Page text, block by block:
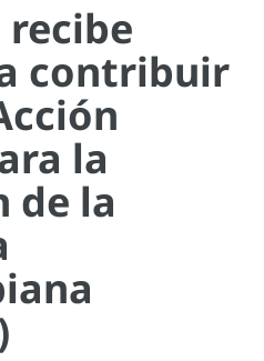
contribuir
la
de la